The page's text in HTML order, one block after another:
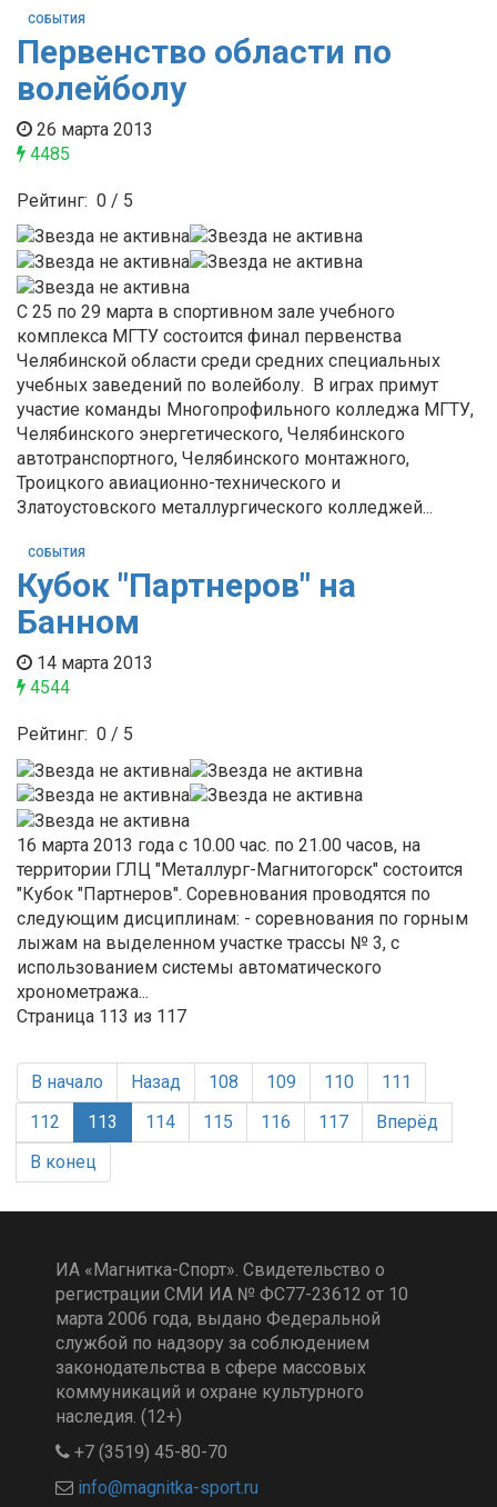
СОБЫТИЯ
Первенство области по
волейболу
26 марта 2013
4485
Рейтинг: 0 / 5
С 25 по 29 марта в спортивном зале учебного
комплекса МГТУ состоится финал первенства
Челябинской области среди средних специальных
учебных заведений по волейболу. В играх примут
участие команды Многопрофильного колледжа МГТУ,
Челябинского энергетического, Челябинского
автотранспортного, Челябинского монтажного,
Троицкого авиационно-технического и
Златоустовского металлургического колледжей...
СОБЫТИЯ
Кубок "Партнеров" на
Банном
14 марта 2013
4544
Рейтинг: 0 / 5
16 марта 2013 года с 10.00 час. по 21.00 часов, на
территории ГЛЦ "Металлург-Магнитогорск" состоится
"Кубок "Партнеров". Соревнования проводятся по
следующим дисциплинам: - соревнования по горным
лыжам на выделенном участке трассы № 3, с
использованием системы автоматического
хронометража...
Страница 113 из 117
В начало Назад 108 109 110
111
112
113 114 115 116 117
Вперёд
В конец
ИА «Магнитка-Спорт». Свидетельство о
регистрации СМИ ИА № ФС77-23612 от 10
марта 2006 года, выдано Федеральной
службой по надзору за соблюдением
законодательства в сфере массовых
коммуникаций и охране культурного
наследия. (12+)
+7 (3519) 45-80-70